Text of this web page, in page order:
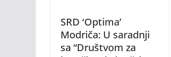
SRD ‘Optima’
Modriča: U saradnji
sa “Društvom za